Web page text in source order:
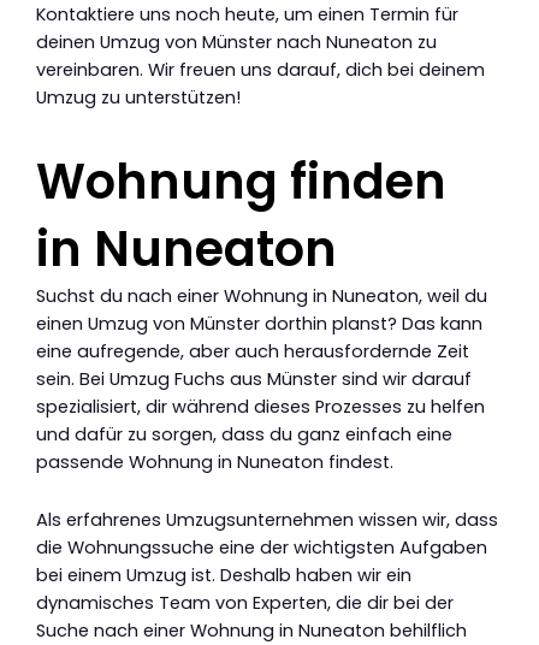
Kontaktiere uns noch heute, um einen Termin für
deinen Umzug von Münster nach Nuneaton zu
vereinbaren. Wir freuen uns darauf, dich bei deinem
Umzug zu unterstützen!
Wohnung finden
in Nuneaton
Suchst du nach einer Wohnung in Nuneaton, weil du
einen Umzug von Münster dorthin planst? Das kann
eine aufregende, aber auch herausfordernde Zeit
sein. Bei Umzug Fuchs aus Münster sind wir darauf
spezialisiert, dir während dieses Prozesses zu helfen
und dafür zu sorgen, dass du ganz einfach eine
passende Wohnung in Nuneaton findest.
Als erfahrenes Umzugsunternehmen wissen wir, dass
die Wohnungssuche eine der wichtigsten Aufgaben
bei einem Umzug ist. Deshalb haben wir ein
dynamisches Team von Experten, die dir bei der
Suche nach einer Wohnung in Nuneaton behilflich